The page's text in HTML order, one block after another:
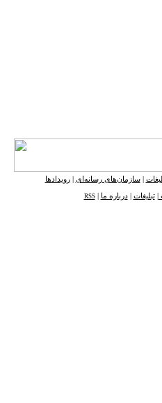
سازمان‌های رسانه‌ای |رویدادها
تبلیغات |درباره ما |
RSS